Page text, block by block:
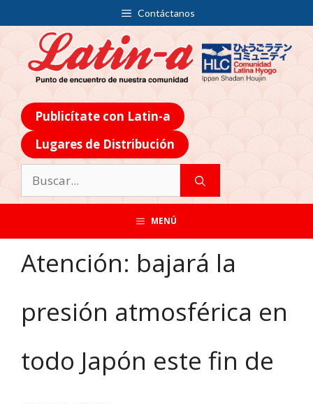
Contáctanos
Publicítate con Latin-a
Lugares de Distribución
MENÚ
Atención: bajará la
presión atmosférica en
todo Japón este fin de